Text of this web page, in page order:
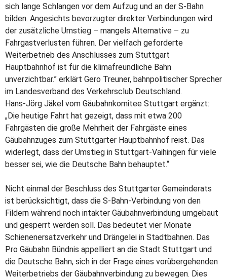
sich lange Schlangen vor dem Aufzug und an der S-Bahn
bilden. Angesichts bevorzugter direkter Verbindungen wird
der zusätzliche Umstieg – mangels Alternative – zu
Fahrgastverlusten führen. Der vielfach geforderte
Weiterbetrieb des Anschlusses zum Stuttgart
Hauptbahnhof ist für die klimafreundliche Bahn
unverzichtbar.” erklärt Gero Treuner, bahnpolitischer Sprecher
im Landesverband des Verkehrsclub Deutschland.
Hans-Jörg Jäkel vom Gäubahnkomitee Stuttgart ergänzt:
„Die heutige Fahrt hat gezeigt, dass mit etwa 200
Fahrgästen die große Mehrheit der Fahrgäste eines
Gäubahnzuges zum Stuttgarter Hauptbahnhof reist. Das
widerlegt, dass der Umstieg in Stuttgart-Vaihingen für viele
besser sei, wie die Deutsche Bahn behauptet.“
Nicht einmal der Beschluss des Stuttgarter Gemeinderats
ist berücksichtigt, dass die S-Bahn-Verbindung von den
Fildern während noch intakter Gäubahnverbindung umgebaut
und gesperrt werden soll. Das bedeutet vier Monate
Schienenersatzverkehr und Drängelei in Stadtbahnen. Das
Pro Gäubahn Bündnis appelliert an die Stadt Stuttgart und
die Deutsche Bahn, sich in der Frage eines vorübergehenden
Weiterbetriebs der Gäubahnverbindung zu bewegen. Dies